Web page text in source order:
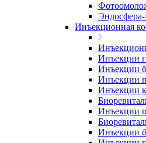
Эндосфера-
Инъекционная
Инъекции
Инъекции
Инъекции
Инъекции
Инъекции
Инъекции